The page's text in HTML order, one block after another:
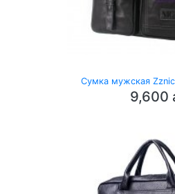
Сумка мужская
9,600